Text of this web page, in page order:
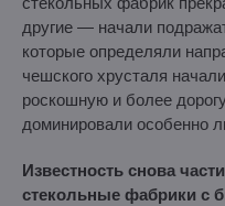
другие — начали
которые определяли
чешского хрусталя
роскошную и более
доминировали особенно
Известность снова
стекольные фабрики с